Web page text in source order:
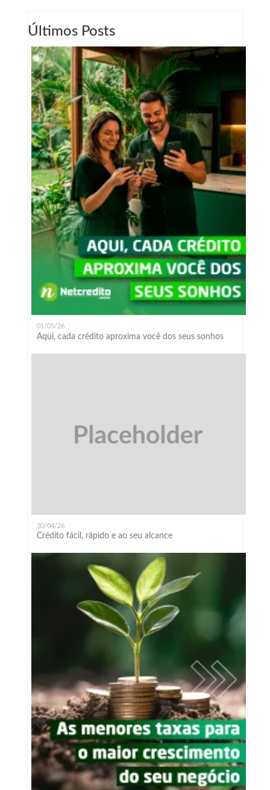
Últimos Posts
01/05/26
Aqui, cada crédito aproxima você dos seus sonhos
30/04/26
Crédito fácil, rápido e ao seu alcance